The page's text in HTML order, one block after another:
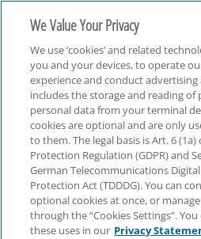
Kirchen & Non-
We Value Your Privacy
We use ‘cookies’ and related
you and your devices, to operate
experience and conduct advertising
includes the storage and reading of
personal data from your terminal
cookies are optional and are only
to them. The legal basis is Art. 6
Protection Regulation (GDPR) and
German Telecommunications
Protection Act (TDDDG). You can
optional cookies at once, or
through the “Cookies Settings”.
these uses in our Privacy